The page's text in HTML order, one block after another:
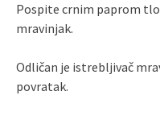
Pospite crnim paprom
mravinjak.
Odličan je istrebljivač
povratak.